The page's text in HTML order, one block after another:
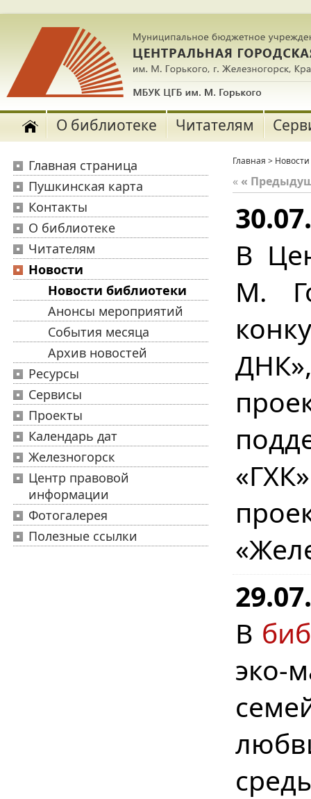
О библиотеке Читателям
Главная страница
Пушкинская карта
Контакты
О библиотеке
Читателям
Новости
Новости библиотеки
Анонсы мероприятий
События месяца
Архив новостей
Ресурсы
Сервисы
Проекты
Календарь дат
Железногорск
Центр правовой
информации
Фотогалерея
Полезные ссылки
Главная > Новости
« «
В
М.
В